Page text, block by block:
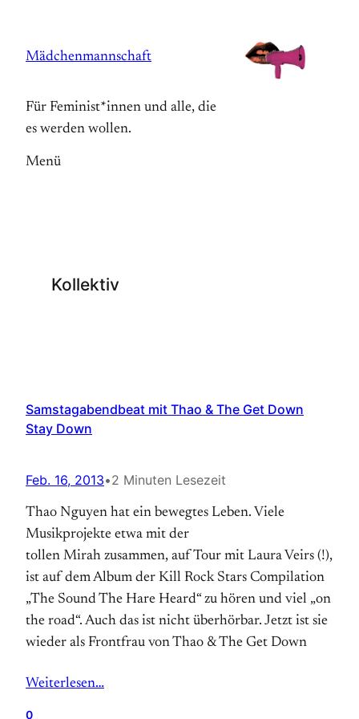
springen
Mädchenmannschaft
Für Feminist*innen und alle, die
es werden wollen.
Menü
Kollektiv
Samstagabendbeat mit Thao & The Get Down
Stay Down
Feb. 16, 2013•2 Minuten Lesezeit
Thao Nguyen hat ein bewegtes Leben. Viele
Musikprojekte etwa mit der
tollen Mirah zusammen, auf Tour mit Laura Veirs (!),
ist auf dem Album der Kill Rock Stars Compilation
„The Sound The Hare Heard“ zu hören und viel „on
the road“. Auch das ist nicht überhörbar. Jetzt ist sie
wieder als Frontfrau von Thao & The Get Down
Weiterlesen…
0